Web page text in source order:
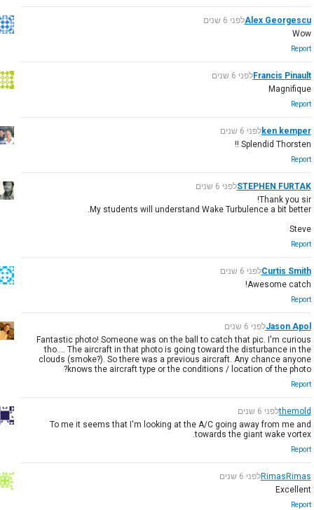
Alex Georgescuלפני 6 שנים
Wow
Report
Francis Pinaultלפני 6 שנים
Magnifique
Report
ken kemperלפני 6 שנים
Splendid Thorsten !!
Report
STEPHEN FURTAKלפני 6 שנים
Thank you sir!
My students will understand Wake Turbulence a bit better.
Steve
Report
Curtis Smithלפני 6 שנים
Awesome catch!
Report
Jason Apolלפני 6 שנים
Fantastic photo! Someone was on the ball to catch that pic. I'm curious
tho.... The aircraft in that photo is going toward the disturbance in the
clouds (smoke?). So there was a previous aircraft. Any chance anyone
knows the aircraft type or the conditions / location of the photo?
Report
themoldלפני 6 שנים
To me it seems that I'm looking at the A/C going away from me and
towards the giant wake vortex.
Report
RimasRimasלפני 6 שנים
Excellent
Report